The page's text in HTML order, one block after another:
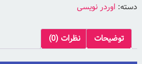
دسته: اوردر نویسی
توضیحات نظرات (0)